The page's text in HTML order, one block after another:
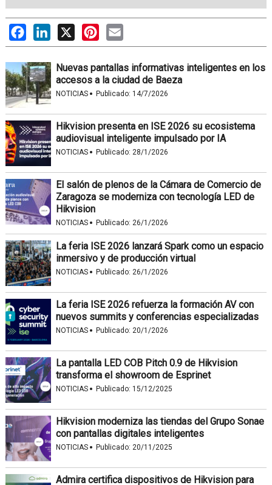
FacebookLinkedIn
X PinterestEmail
Nuevas pantallas informativas inteligentes en los
accesos a la ciudad de Baeza
NOTICIAS · Publicado: 14/7/2026
Hikvision presenta en ISE 2026 su ecosistema
audiovisual inteligente impulsado por IA
NOTICIAS · Publicado: 28/1/2026
El salón de plenos de la Cámara de Comercio de
Zaragoza se moderniza con tecnología LED de
Hikvision
NOTICIAS · Publicado: 26/1/2026
La feria ISE 2026 lanzará Spark como un espacio
inmersivo y de producción virtual
NOTICIAS · Publicado: 26/1/2026
La feria ISE 2026 refuerza la formación AV con
nuevos summits y conferencias especializadas
NOTICIAS · Publicado: 20/1/2026
La pantalla LED COB Pitch 0.9 de Hikvision
transforma el showroom de Esprinet
NOTICIAS · Publicado: 15/12/2025
Hikvision moderniza las tiendas del Grupo Sonae
con pantallas digitales inteligentes
NOTICIAS · Publicado: 20/11/2025
Admira certifica dispositivos de Hikvision para